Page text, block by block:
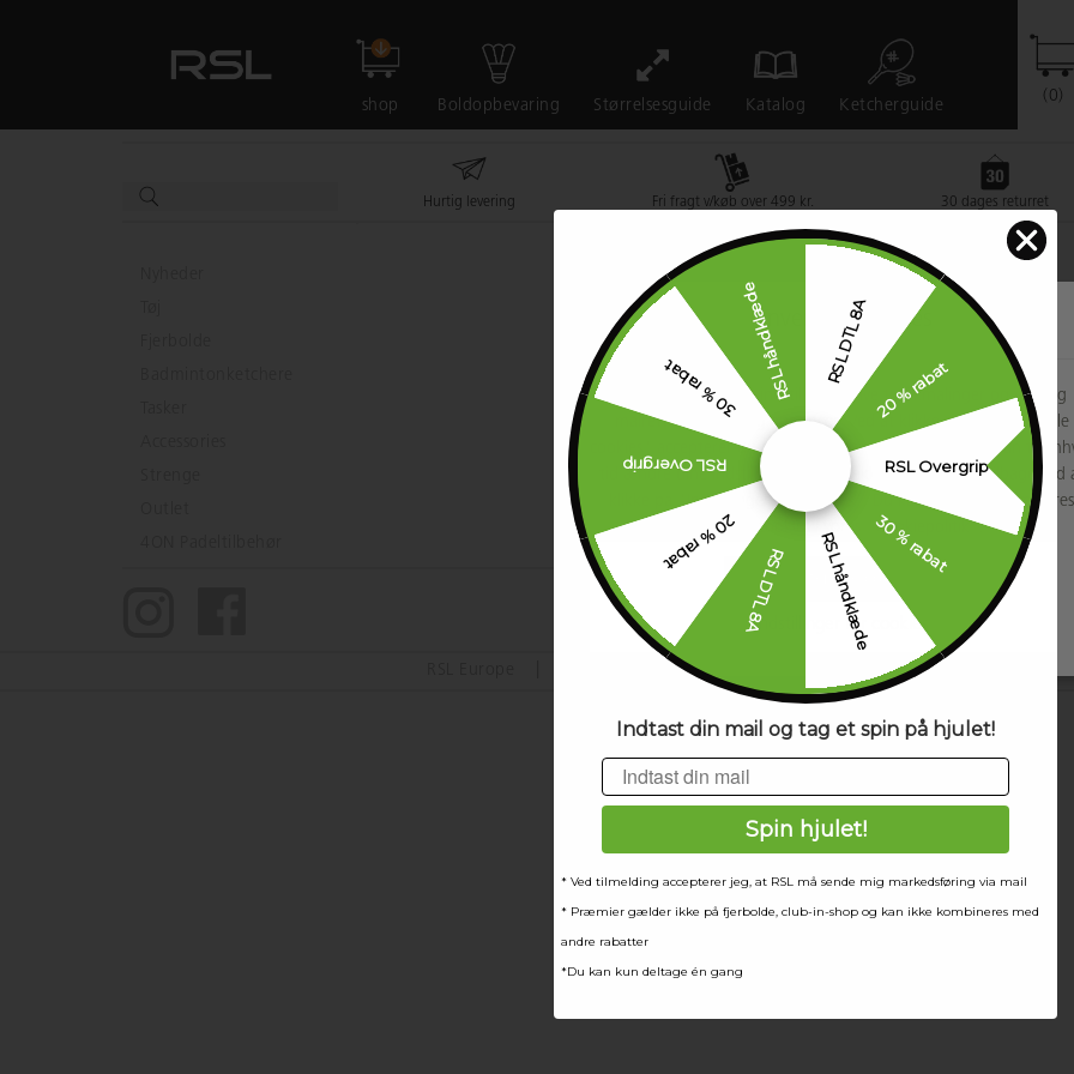
shop Boldopbevaring Størrelsesguide Katalog Ketcherguide
(0)
Hurtig levering Fri fragt v/køb over 499 kr. 30 dages returret
Kundeservice
Kildemosevej 11 A | Denmark
Anvender cookies
...for at huske dine indstillinger, lave trafikmålinger og vise dig
målrettet indhold og annoncer. Ved at klikke på "Accepter alle
cookies" accepterer du alle former for cookies, men du kan til
tid ændre dine indstillinger eller trække dit samtykke tilbage ved
klikke på "Indstillinger for cookies". Du kan læse mere om vores
brug af cookies i vores "Cookiepolitik".
Accepter alle cookies
Indstillinger for cookies
RSL DTL 8A
20 % rabat
RSL Overgrip
30 % rabat
RSL håndklæde
RSL DTL 8A
20 % rabat
RSL Overgrip
30 % rabatRSL håndklæde
Indtast din mail og tag et spin på hjulet!
Email
Spin hjulet!
* Ved tilmelding accepterer jeg, at RSL må sende mig markedsføring via mail
* Præmier gælder ikke på fjerbolde, club-in-shop og kan ikke kombineres med
andre rabatter
*Du kan kun deltage én gang